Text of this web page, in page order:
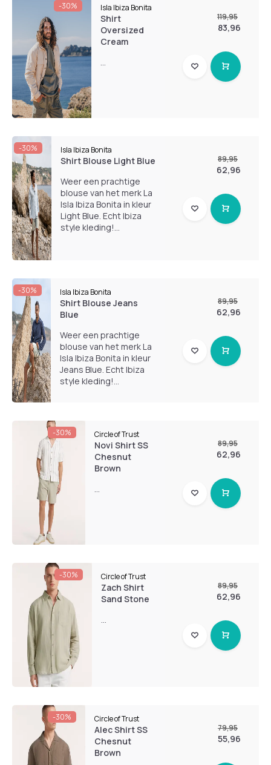
-30% Isla Ibiza Bonita
Shirt
Oversized
Cream
...
119,95
83,96
-30% Isla Ibiza Bonita
Shirt Blouse Light Blue
Weer een prachtige
blouse van het merk La
Isla Ibiza Bonita in kleur
Light Blue. Echt Ibiza
style kleding!...
89,95
62,96
-30% Isla Ibiza Bonita
Shirt Blouse Jeans
Blue
Weer een prachtige
blouse van het merk La
Isla Ibiza Bonita in kleur
Jeans Blue. Echt Ibiza
style kleding!...
89,95
62,96
-30% Circle of Trust
Novi Shirt SS
Chesnut
Brown
...
89,95
62,96
-30% Circle of Trust
Zach Shirt
Sand Stone
...
89,95
62,96
-30% Circle of Trust
Alec Shirt SS
Chesnut
Brown
79,95
55,96